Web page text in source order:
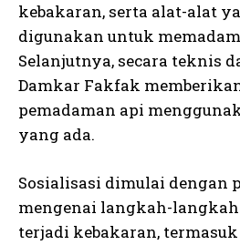
kebakaran, serta alat-alat
digunakan untuk
Selanjutnya, secara teknis
Damkar Fakfak
pemadaman api
yang ada.
Sosialisasi dimulai dengan
mengenai langkah-
terjadi kebakaran, termasuk